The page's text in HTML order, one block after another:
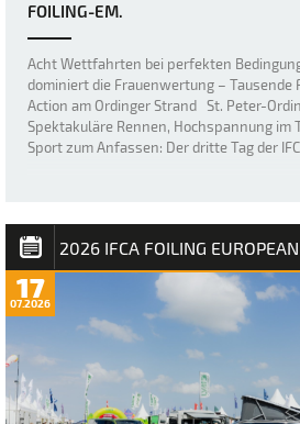
FOILING-EM.
Acht Wettfahrten bei perfekten
dominiert die Frauenwertung – Tausende
Action am Ordinger Strand St. Peter-
Spektakuläre Rennen, Hochspannung im
Sport zum Anfassen: Der dritte Tag der
2026 IFCA FOILING
17
07.2026